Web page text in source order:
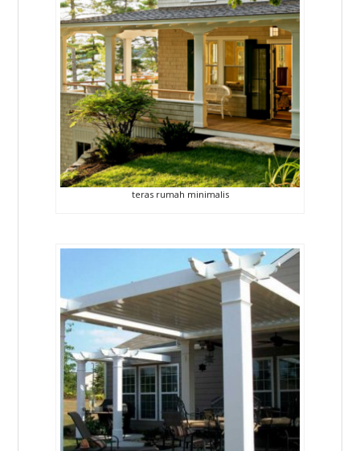
teras rumah minimalis